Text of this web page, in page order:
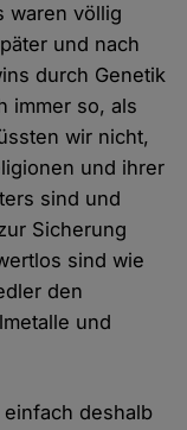
waren völlig
und nach
durch Genetik
immer so, als
wir nicht,
und ihrer
sind und
Sicherung
sind wie
den
und
deshalb